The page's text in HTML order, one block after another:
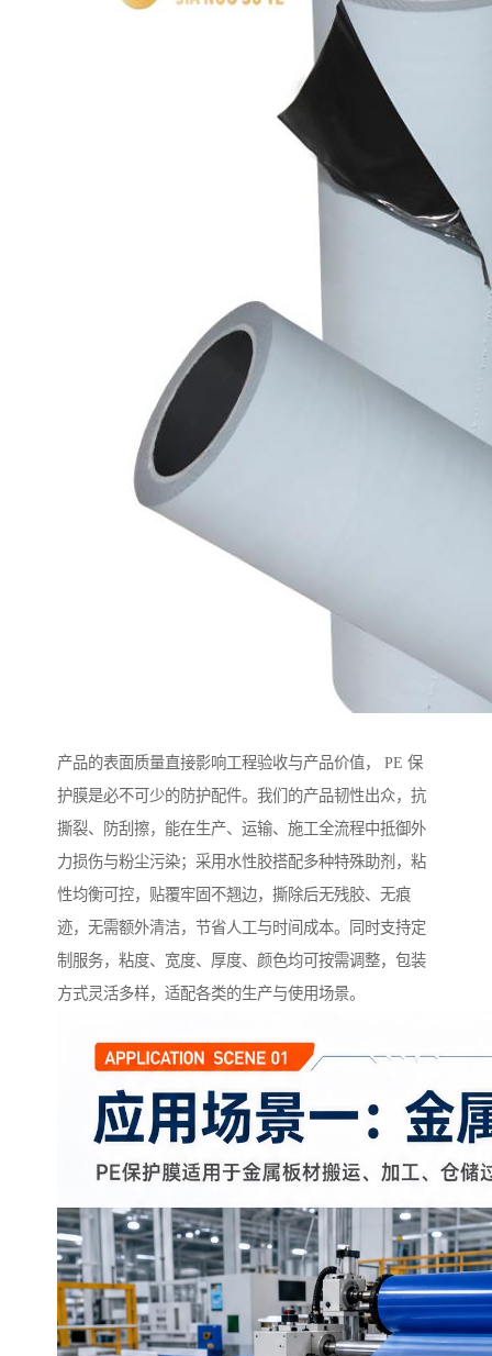
产品的表面质量直接影响工程验收与产品价值， PE 保
护膜是必不可少的防护配件。我们的产品韧性出众，抗
撕裂、防刮擦，能在生产、运输、施工全流程中抵御外
力损伤与粉尘污染；采用水性胶搭配多种特殊助剂，粘
性均衡可控，贴覆牢固不翘边，撕除后无残胶、无痕
迹，无需额外清洁，节省人工与时间成本。同时支持定
制服务，粘度、宽度、厚度、颜色均可按需调整，包装
方式灵活多样，适配各类的生产与使用场景。